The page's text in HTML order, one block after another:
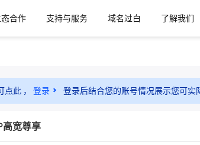
合作 支持与服务 域名过白
了解我们
点此 ， 登录 登录后结合您的账号情况展示您可实
高宽尊享